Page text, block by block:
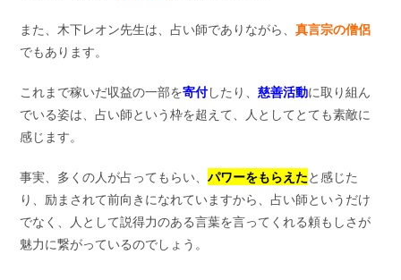
また、木下レオン先生は、占い師でありながら、真言宗の僧侶
でもあります。
これまで稼いだ収益の一部を寄付したり、慈善活動に取り組ん
でいる姿は、占い師という枠を超えて、人としてとても素敵に
感じます。
事実、多くの人が占ってもらい、パワーをもらえたと感じた
り、励まされて前向きになれていますから、占い師というだけ
でなく、人として説得力のある言葉を言ってくれる頼もしさが
魅力に繋がっているのでしょう。